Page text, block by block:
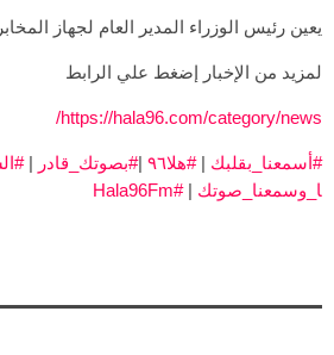
يعين رئيس الوزراء المدير العام لجهاز
لمزيد من الإخبار إضغط علي الرابط
https://hala96.com/category/news/
#أسمعنا_بقلبك |#هلا٩٦ |#بصوتك_قادر |
ا_وسمعنا_صوتك |
#Hala96Fm